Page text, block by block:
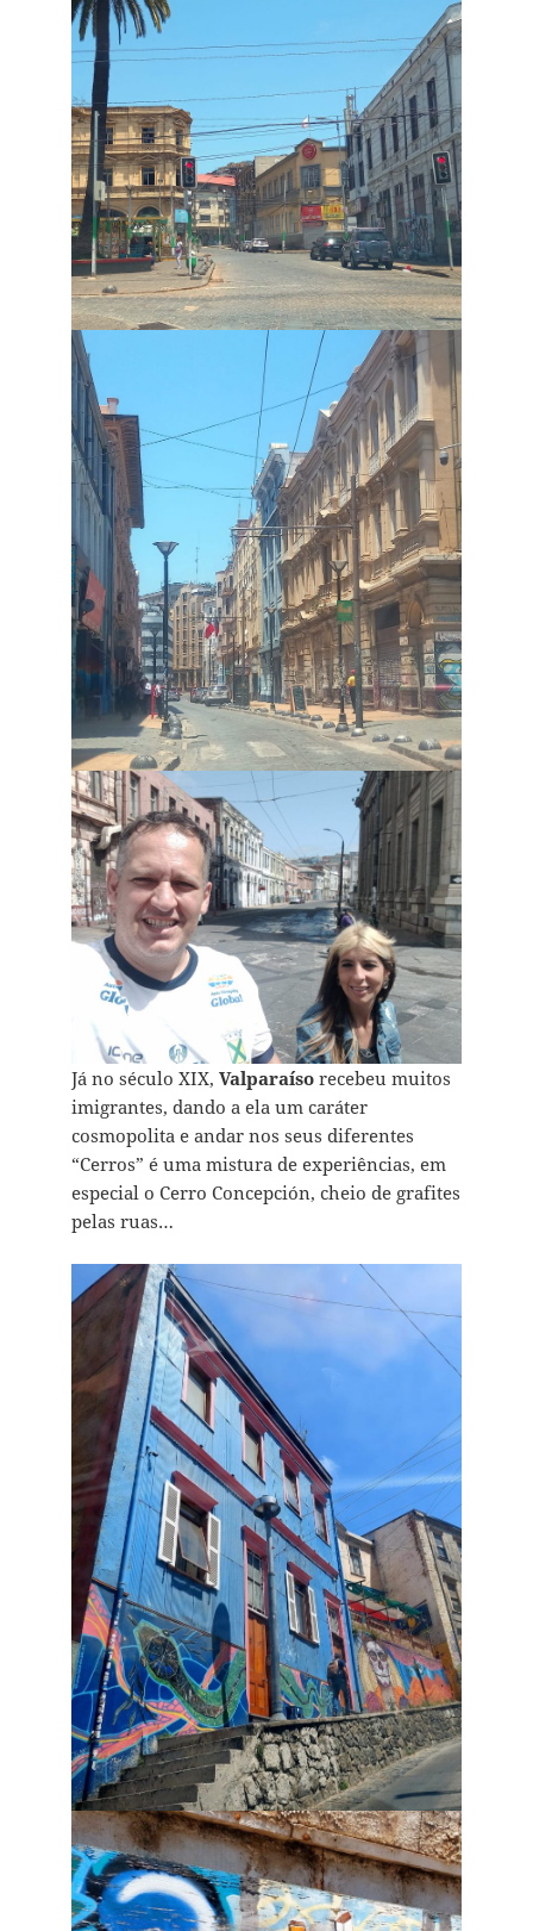
Já no século XIX, Valparaísorecebeu muitos
imigrantes, dando a ela um caráter
cosmopolita e andar nos seus diferentes
“Cerros” é uma mistura de experiências, em
especial o Cerro Concepción, cheio de grafites
pelas ruas…